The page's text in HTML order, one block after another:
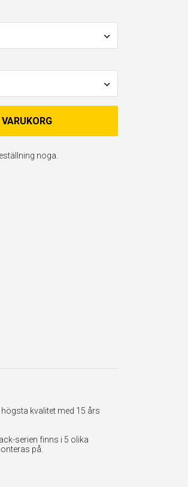
noga.
kvalitet med 15 års
serien finns i 5 olika
på.